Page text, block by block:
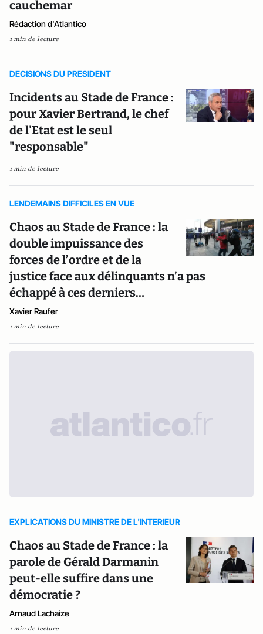
cauchemar
Rédaction d'Atlantico
1 min de lecture
DECISIONS DU PRESIDENT
Incidents au Stade de France :
pour Xavier Bertrand, le chef
de l'Etat est le seul
"responsable"
1 min de lecture
LENDEMAINS DIFFICILES EN VUE
Chaos au Stade de France : la
double impuissance des
forces de l’ordre et de la
justice face aux délinquants n’a pas
échappé à ces derniers…
Xavier Raufer
1 min de lecture
EXPLICATIONS DU MINISTRE DE L'INTERIEUR
Chaos au Stade de France : la
parole de Gérald Darmanin
peut-elle suffire dans une
démocratie ?
Arnaud Lachaize
1 min de lecture